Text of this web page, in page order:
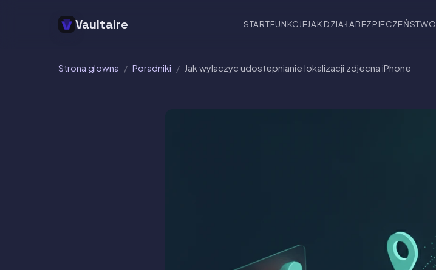
Vaultaire STARTFUNKCJEJAK DZIAŁABEZPIECZEŃSTWO
Strona glowna / Poradniki / Jak wylaczyc udostepnianie lokalizacji zdjecna iPhone